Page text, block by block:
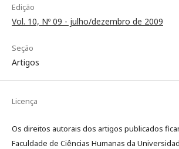
Edição
Vol. 10, Nº 09 - julho/dezembro de 2009
Seção
Artigos
Licença
Os direitos autorais dos artigos publicados
Faculdade de Ciências Humanas da